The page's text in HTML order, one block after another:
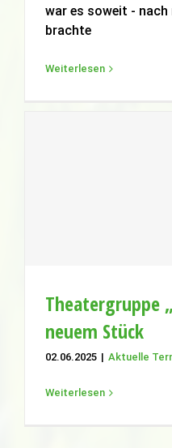
war es soweit - nach
brachte
Weiterlesen
Theatergruppe
neuem Stück
02.06.2025 | Aktuelle
Weiterlesen